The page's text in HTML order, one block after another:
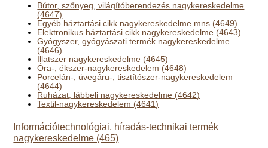
Bútor, szőnyeg, világítóberendezés nagykereskedelme
(4647)
Egyéb háztartási cikk nagykereskedelme mns (4649)
Elektronikus háztartási cikk nagykereskedelme (4643)
Gyógyszer, gyógyászati termék nagykereskedelme
(4646)
Illatszer nagykereskedelme (4645)
Óra-, ékszer-nagykereskedelem (4648)
Porcelán-, üvegáru-, tisztítószer-nagykereskedelem
(4644)
Ruházat, lábbeli nagykereskedelme (4642)
Textil-nagykereskedelem (4641)
Információtechnológiai, híradás-technikai termék
nagykereskedelme (465)